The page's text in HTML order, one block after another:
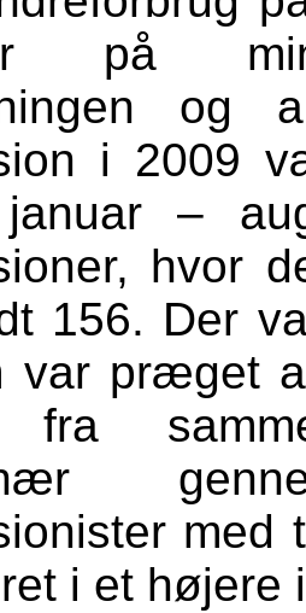
på
og
i 2009
–
hvor
156. Der
var præget
fra
med
i et